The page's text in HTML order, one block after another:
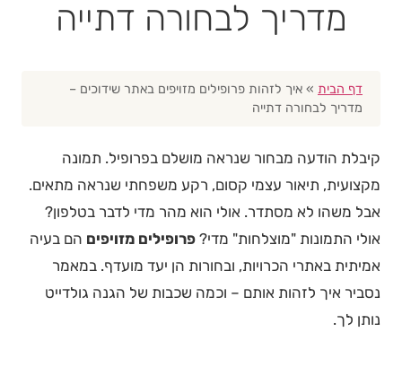
מדריך לבחורה דתייה
דף הבית » איך לזהות פרופילים מזויפים באתר שידוכים –
מדריך לבחורה דתייה
קיבלת הודעה מבחור שנראה מושלם בפרופיל. תמונה
מקצועית, תיאור עצמי קסום, רקע משפחתי שנראה מתאים.
אבל משהו לא מסתדר. אולי הוא מהר מדי לדבר בטלפון?
אולי התמונות "מוצלחות" מדי? פרופילים מזויפים הם בעיה
אמיתית באתרי הכרויות, ובחורות הן יעד מועדף. במאמר
נסביר איך לזהות אותם – וכמה שכבות של הגנה גולדייט
נותן לך.